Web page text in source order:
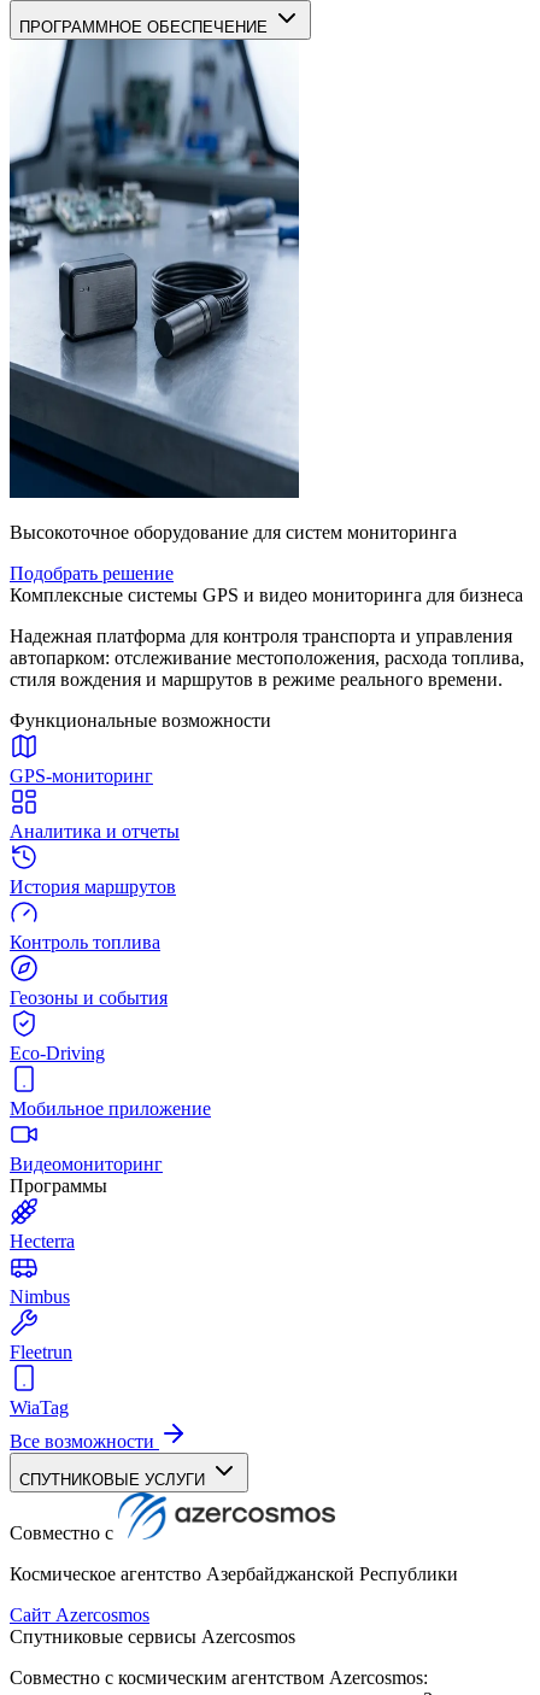
ПРОГРАММНОЕ ОБЕСПЕЧЕНИЕ
Высокоточное оборудование для систем мониторинга
Подобрать решение
Комплексные системы GPS и видео мониторинга для бизнеса
Надежная платформа для контроля транспорта и управления
автопарком: отслеживание местоположения, расхода топлива,
стиля вождения и маршрутов в режиме реального времени.
Функциональные возможности
GPS-мониторинг
Аналитика и отчеты
История маршрутов
Контроль топлива
Геозоны и события
Eco-Driving
Мобильное приложение
Видеомониторинг
Программы
Hecterra
Nimbus
Fleetrun
WiaTag
Все возможности
СПУТНИКОВЫЕ УСЛУГИ
Совместно с
Космическое агентство Азербайджанской Республики
Сайт Azercosmos
Спутниковые сервисы Azercosmos
Совместно с космическим агентством Azercosmos: